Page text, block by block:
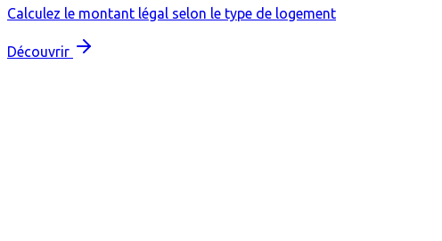
Calculez le montant légal selon le type de logement
Découvrir